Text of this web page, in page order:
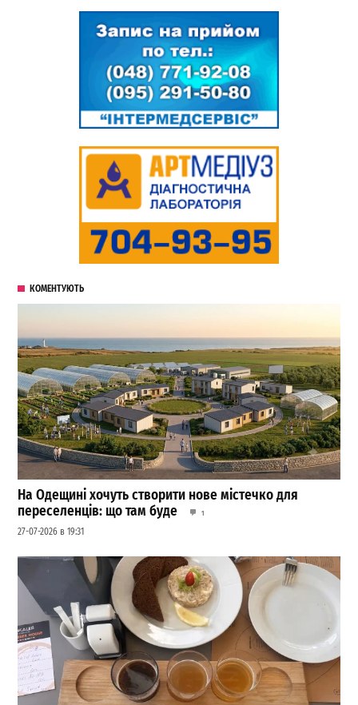
КОМЕНТУЮТЬ
На Одещині хочуть створити нове містечко для
переселенців: що там буде
1
27-07-2026 в 19:31